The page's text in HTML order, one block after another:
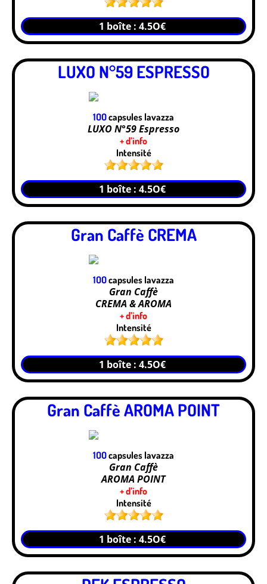
1 boîte : 4.5O€
LUXO N°59 ESPRESSO
1OOcapsules lavazza
LUXO N°59 Espresso
+ d’info
Intensité
1 boîte : 4.5O€
Gran Caffè CREMA
1OOcapsules lavazza
Gran Caffè
CREMA & AROMA
+ d’info
Intensité
1 boîte : 4.5O€
Gran Caffè AROMA POINT
1OOcapsules lavazza
Gran Caffè
AROMA POINT
+ d’info
Intensité
1 boîte : 4.5O€